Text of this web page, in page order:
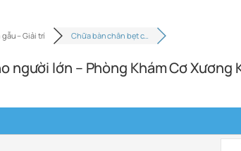
gẫu – Giải trí Chữa bàn chân bẹt c…
người lớn – Phòng Khám Cơ